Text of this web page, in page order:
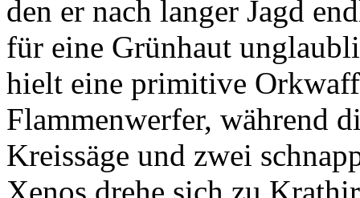
den er nach langer Jagd
für eine Grünhaut
hielt eine primitive
Flammenwerfer, während
Kreissäge und zwei